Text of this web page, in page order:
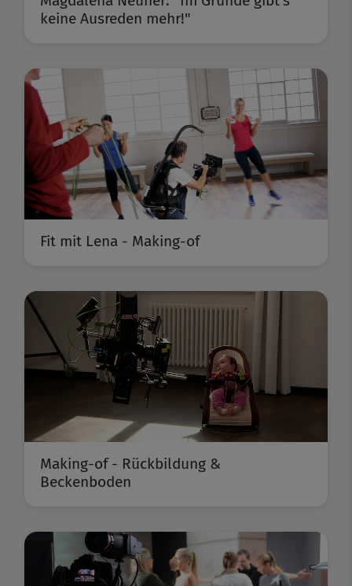
keine Ausreden mehr!"
Fit mit Lena - Making-of
Making-of - Rückbildung &
Beckenboden